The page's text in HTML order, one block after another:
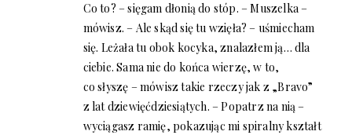
Co to? – sięgam dłonią do stóp. – Muszelka –
mówisz. – Ale skąd się tu wzięła? – uśmiecham
się. Leżała tu obok kocyka, znalazłem ją… dla
ciebie. Sama nie do końca wierzę, w to,
co słyszę – mówisz takie rzeczy jak z „Bravo”
z lat dziewięćdziesiątych. – Popatrz na nią –
wyciągasz ramię, pokazując mi spiralny kształt